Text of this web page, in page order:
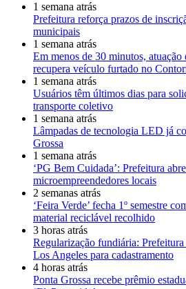
1 semana atrás
Prefeitura reforça prazos de
municipais
1 semana atrás
Em menos de 30 minutos,
recupera veículo furtado no
1 semana atrás
Usuários têm últimos dias para
transporte coletivo
1 semana atrás
Lâmpadas de tecnologia LED já
Grossa
1 semana atrás
‘PG Bem Cuidada’: Prefeitura
microempreendedores locais
2 semanas atrás
‘Feira Verde’ fecha 1º semestre
material reciclável recolhido
3 horas atrás
Regularização fundiária:
Los Angeles para cadastramento
4 horas atrás
Ponta Grossa recebe prêmio